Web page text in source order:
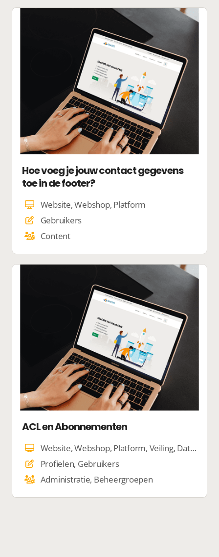
Hoe voeg je jouw contact gegevens
toe in de footer?
Website, Webshop, Platform
Gebruikers
Content
ACL en Abonnementen
Website, Webshop, Platform, Veiling, Dating
Profielen, Gebruikers
Administratie, Beheergroepen